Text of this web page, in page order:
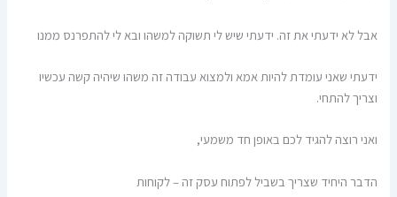
אבל לא ידעתי את זה. ידעתי שיש לי תשוקה למשהו ובא לי להתפרנס ממנו
ידעתי שאני עומדת להיות אמא ולמצוא עבודה זה משהו שיהיה קשה עכשיו
וצריך להתחי.
ואני רוצה להגיד לכם באופן חד משמעי,
הדבר היחיד שצריך בשביל לפתוח עסק זה – לקוחות